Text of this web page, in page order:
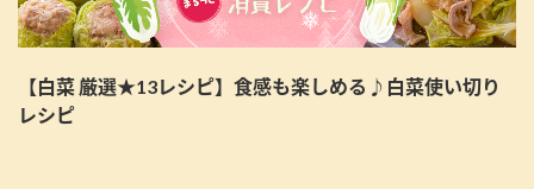
【白菜 厳選★13レシピ】食感も楽しめる♪白菜使い切り
レシピ